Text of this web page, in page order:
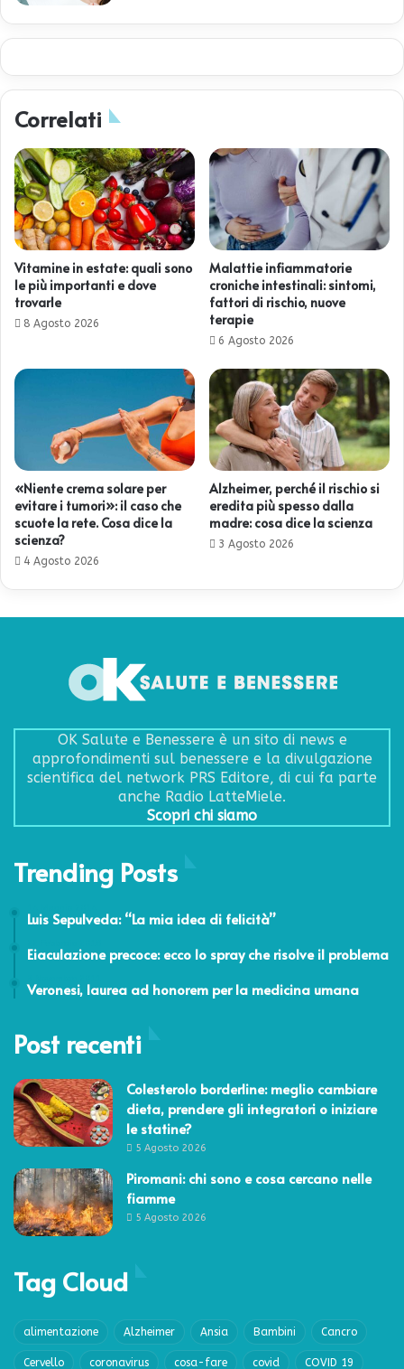
Correlati
Vitamine in estate: quali sono
le più importanti e dove
trovarle
8 Agosto 2026
Malattie infiammatorie
croniche intestinali: sintomi,
fattori di rischio, nuove
terapie
6 Agosto 2026
«Niente crema solare per
evitare i tumori»: il caso che
scuote la rete. Cosa dice la
scienza?
4 Agosto 2026
Alzheimer, perché il rischio si
eredita più spesso dalla
madre: cosa dice la scienza
3 Agosto 2026
OK Salute e Benessere è un sito di news e
approfondimenti sul benessere e la divulgazione
scientifica del network PRS Editore, di cui fa parte
anche Radio LatteMiele.
Scopri chi siamo
Trending Posts
Luis Sepulveda: “La mia idea di felicità”
Eiaculazione precoce: ecco lo spray che risolve il problema
Veronesi, laurea ad honorem per la medicina umana
Post recenti
Colesterolo borderline: meglio cambiare
dieta, prendere gli integratori o iniziare
le statine?
5 Agosto 2026
Piromani: chi sono e cosa cercano nelle
fiamme
5 Agosto 2026
Tag Cloud
alimentazione Alzheimer Ansia Bambini Cancro
Cervello coronavirus cosa-fare covid COVID 19